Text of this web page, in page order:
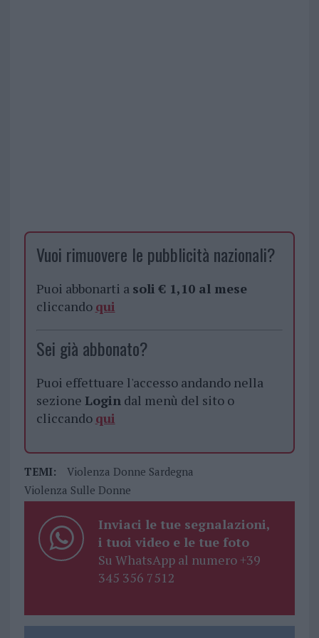
Vuoi rimuovere le pubblicità nazionali?
Puoi abbonarti a soli € 1,10 al mese
cliccando qui
Sei già abbonato?
Puoi effettuare l'accesso andando nella
sezione Logindal menù del sito o
cliccando qui
TEMI:
Violenza Donne Sardegna
Violenza Sulle Donne
Inviaci le tue segnalazioni,
i tuoi video e le tue foto
Su WhatsApp al numero +39
345 356 7512